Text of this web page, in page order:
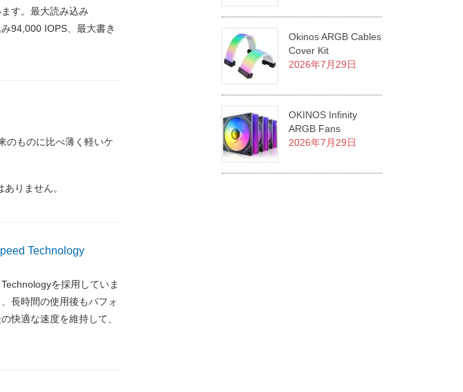
す。最大読み込み
94,000 IOPS、最大書き
のものに比べ薄く軽いケ
りません。
Technology
を採用していま
長時間の使用後もパフォ
快適な速度を維持して、
Okinos ARGB Cables
Cover Kit
2026年7月29日
OKINOS Infinity
ARGB Fans
2026年7月29日